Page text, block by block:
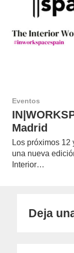
Eventos
Madrid
Los próximos 12
una nueva
Interior…
Deja